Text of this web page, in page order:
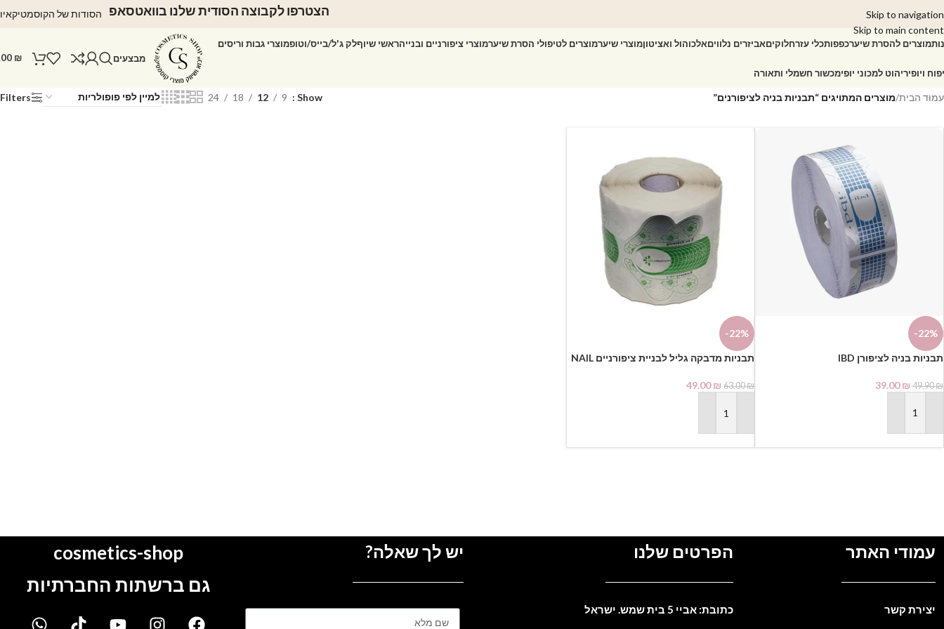
Skip to navigation
Skip to main content
הצטרפו לקבוצה הסודית שלנו בוואטסאפ הסודות של
מוצרים להסרת שיערכפפותכלי עזרחלוקיםאביזרים נלוויםאלכוהול ואציטוןמוצרי שיערמוצרים לטיפולי הסרת שיערמוצרי ציפורניים ובנייהראשי שיוףלק ג'ל/בייס/וטופמוצרי גבות וריסים
ויופיריהוט למכוני יופימכשור חשמלי ותאורה
מבצעים ₪
עמוד הבית/מוצרים המתויגים “תבניות בניה לציפורנים” Show
9
12
18
24
Filters
-22%
תבניות בניה לציפורן IBD
49.90₪
39.00₪
הוספה לסל
-22%
תבניות מדבקה גליל לבניית ציפורניים NAIL
63.00₪
49.00₪
הוספה לסל
עמודי האתר
יצירת קשר
הפרטים שלנו
כתובת: אביי 5 בית שמש. ישראל
יש לך שאלה?
cosmetics-shop
גם ברשתות החברתיות